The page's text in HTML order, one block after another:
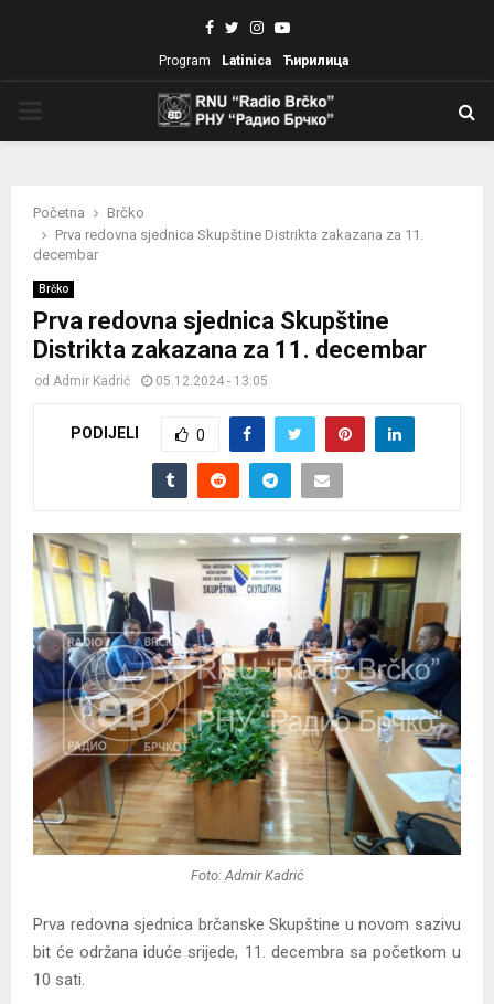
Facebook
TwitterInstagram
Youtube
Program Latinica Ћирилица
Početna
Brčko
Prva redovna sjednica Skupštine Distrikta zakazana za 11.
decembar
Brčko
Prva redovna sjednica Skupštine
Distrikta zakazana za 11. decembar
od Admir Kadrić 05.12.2024 - 13:05
PODIJELI 0
Foto: Admir Kadrić
Prva redovna sjednica brčanske Skupštine u novom sazivu
bit će održana iduće srijede, 11. decembra sa početkom u
10 sati.